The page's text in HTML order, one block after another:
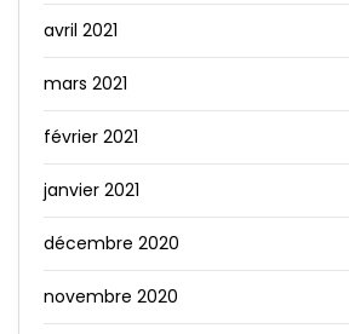
avril 2021
mars 2021
février 2021
janvier 2021
décembre 2020
novembre 2020